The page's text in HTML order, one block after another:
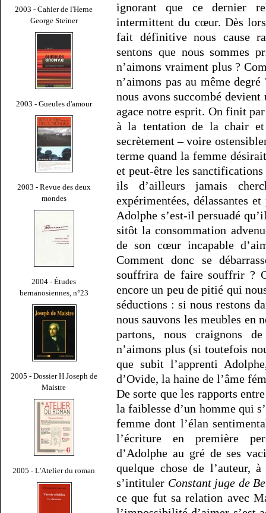
2003 - Cahier de l'Herne
George Steiner
2003 - Gueules d'amour
2003 - Revue des deux
mondes
2004 - Études
bernanosiennes, n°23
2005 - Dossier H Joseph de
Maistre
2005 - L'Atelier du roman
ignorant que ce dernier
intermittent du cœur. Dès
fait définitive nous cause
sentons que nous sommes
n’aimons vraiment plus ?
n’aimons pas au même
nous avons succombé devient
agace notre esprit. On finit
à la tentation de la chair et
secrètement – voire
terme quand la femme
et peut-être les
ils d’ailleurs jamais
expérimentées, délassantes
Adolphe s’est-il persuadé
sitôt la consommation
de son cœur incapable
Comment donc se
souffrira de faire souffrir ?
encore un peu de pitié qui
séductions : si nous restons
nous sauvons les meubles en
partons, nous craignons
n’aimons plus (si toutefois
que subit l’apprenti
d’Ovide, la haine de l’âme
De sorte que les rapports
la faiblesse d’un homme qui
femme dont l’élan
l’écriture en première
d’Adolphe au gré de ses
quelque chose de l’auteur,
s’intituler Constant juge de
ce que fut sa relation avec